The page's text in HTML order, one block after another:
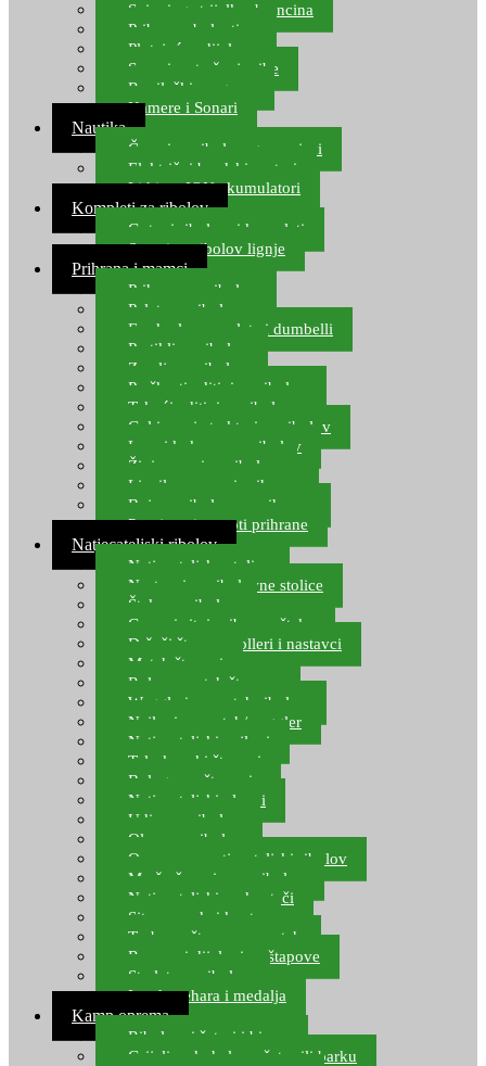
Spinning strijelke, brancina
Pribor za bolentino
Plutajuća odijela
Sonari za traženje ribe
Ronilački program
Kamere i Sonari
Nautika
Čamci za ribolov, gumenjaci
Električni brodski motori
Lithium ION akumulatori
Kompleti za ribolov
Gotovi ribolovni kompleti
Setovi za ribolov lignje
Prihrana i mamci
Prihrana za ribolov
Pelete za ribolov
Feeder lovne pelete i dumbelli
Partikli za ribolov
Zemlja za ribolov
Praškasti aditivi za ribolov
Tekući aditivi za ribolov
Gel i sprej atraktori za ribolov
Lovni kukuruz za ribolov
Živi mamci za ribolov
Ljepilo za crve i prihranu
Boje za ribolovnu prihranu
Provjereni recepti prihrane
Natjecateljski ribolov
Natjecateljske stolice
Nastavci za ribolovne stolice
Šteke za ribolov
Gume i sitni pribor za šteku
Držači štapova rolleri i nastavci
Match štapovi
Role za match štapove
Waggleri za match ribolov
Najloni za match/waggler
Natjecateljski najloni
Teleskopski štapovi
Bolognese štapovi
Natjecateljski plovci
Udice za ribolov
Olovo za ribolov
Oprema za natjecateljski ribolov
Mreže čuvarice za ribolov
Natjecateljski podmetači
Sito, posude i kante
Torbe za štapove – match
Rezervni dijelovi za štapove
Starlete za ribolov
Izrada pehara i medalja
Kamp oprema
Ribolovni šatori i bivvy
Grijalice, kuhala za šator ili barku